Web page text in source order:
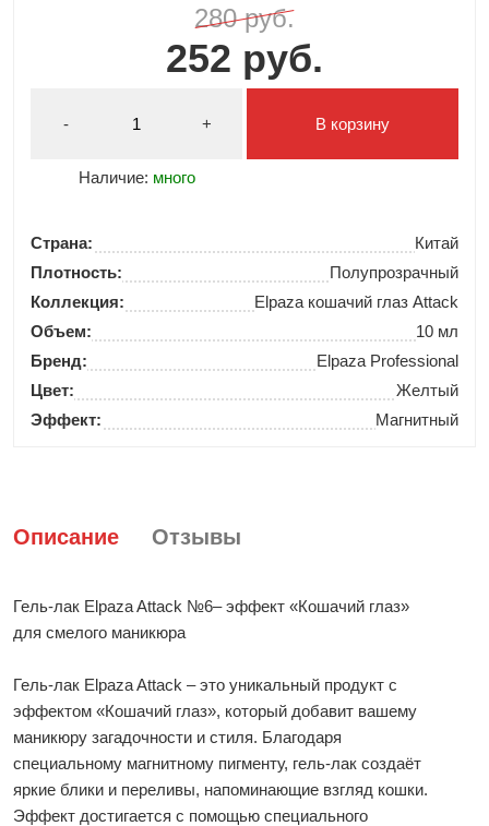
280 руб.
252 руб.
- +
Наличие: много
В корзину
Страна:
Китай
Плотность:
Полупрозрачный
Коллекция:
Elpaza кошачий глаз Attack
Объем:
10 мл
Бренд:
Elpaza Professional
Цвет:
Желтый
Эффект:
Магнитный
Описание Отзывы
Гель-лак Elpaza Attack №6– эффект «Кошачий глаз»
для смелого маникюра
Гель-лак Elpaza Attack – это уникальный продукт с
эффектом «Кошачий глаз», который добавит вашему
маникюру загадочности и стиля. Благодаря
специальному магнитному пигменту, гель-лак создаёт
яркие блики и переливы, напоминающие взгляд кошки.
Эффект достигается с помощью специального